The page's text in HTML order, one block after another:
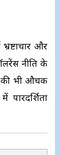
और
नीति के
की भी औचक